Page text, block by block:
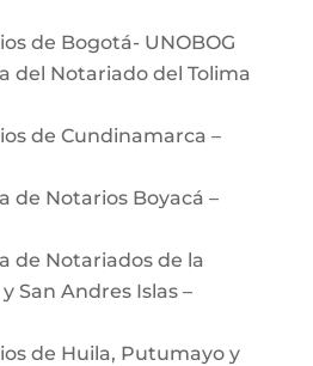
de Bogotá- UNOBOG
del Notariado del Tolima
de Cundinamarca –
de Notarios Boyacá –
de Notariados de la
San Andres Islas –
de Huila, Putumayo y